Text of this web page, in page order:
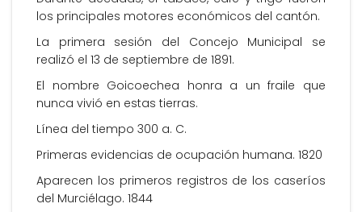
los principales motores económicos del cantón.
La primera sesión del Concejo Municipal se
realizó el 13 de septiembre de 1891.
El nombre Goicoechea honra a un fraile que
nunca vivió en estas tierras.
Línea del tiempo 300 a. C.
Primeras evidencias de ocupación humana. 1820
Aparecen los primeros registros de los caseríos
del Murciélago. 1844